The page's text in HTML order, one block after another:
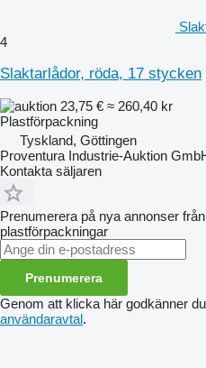
4
Slaktarlådor, röda, 17 stycken
23,75 € ≈ 260,40 kr
Plastförpackning
Tyskland, Göttingen
Proventura Industrie-Auktion
Kontakta säljaren
Prenumerera på nya annonser
plastförpackningar
Prenumerera
Genom att klicka här godkänner
användaravtal.